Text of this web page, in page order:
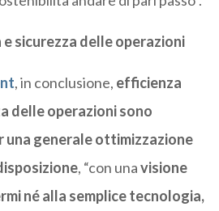
sicurezza delle operazioni
, in conclusione, efficienza
delle operazioni sono
una generale ottimizzazione
, “con unavisione
né alla semplice tecnologia,